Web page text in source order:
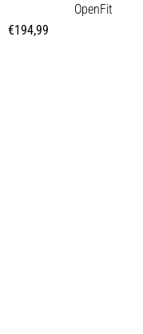
€194,99
OpenFit